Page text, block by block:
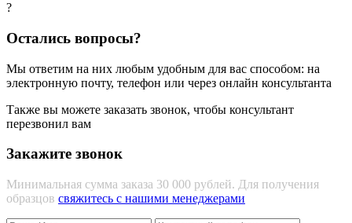
?
Остались вопросы?
Мы ответим на них любым удобным для вас способом: на
электронную почту, телефон или через онлайн консультанта
Также вы можете заказать звонок, чтобы консультант
перезвонил вам
Закажите звонок
Минимальная сумма заказа 30 000 рублей. Для получения
образцов свяжитесь с нашими менеджерами